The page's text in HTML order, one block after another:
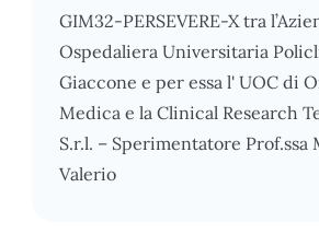
GIM32-PERSEVERE-X tra
Ospedaliera Universitaria
Giaccone e per essa l' UOC di
Medica e la Clinical Research
S.r.l. – Sperimentatore Prof.ssa
Valerio